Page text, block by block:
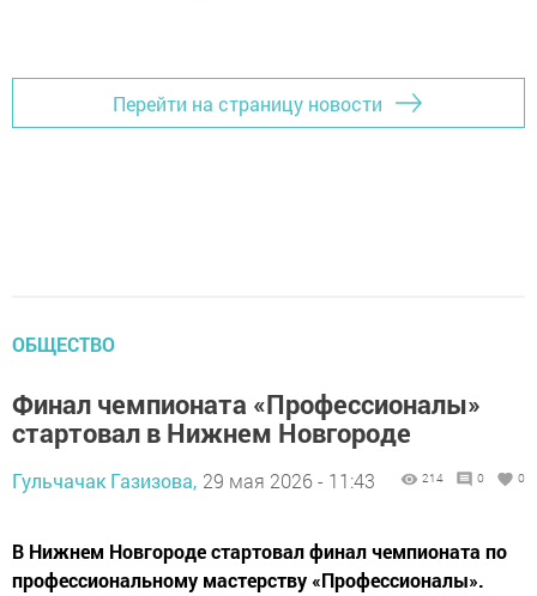
Перейти на страницу новости
ОБЩЕСТВО
Финал чемпионата «Профессионалы»
стартовал в Нижнем Новгороде
Гульчачак Газизова, 29 мая 2026 - 11:43 214 0 0
В Нижнем Новгороде стартовал финал чемпионата по
профессиональному мастерству «Профессионалы».